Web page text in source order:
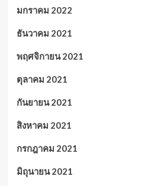
มกราคม 2022
ธันวาคม 2021
พฤศจิกายน 2021
ตุลาคม 2021
กันยายน 2021
สิงหาคม 2021
กรกฎาคม 2021
มิถุนายน 2021